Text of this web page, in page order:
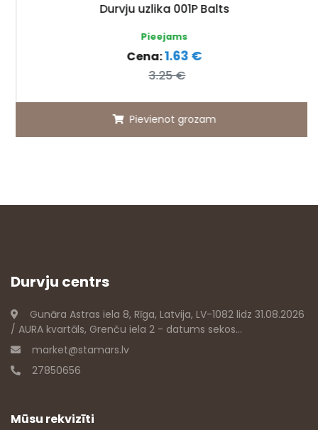
Durvju uzlika 001P Balts
Pieejams
Cena:1.63 €
3.25 €
Pievienot grozam
Durvju centrs
Gunāra Astras iela 8, Rīga, Latvija, LV-1082 lidz 31.08.2026
/ AURA kvartāls, Grenču iela 2 - datums sekos...
market@stamars.lv
27850656
Mūsu rekvizīti